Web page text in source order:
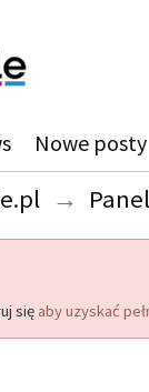
Nowe posty
→
się aby uzyskać